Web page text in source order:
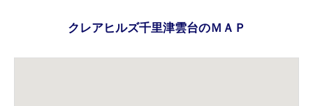
クレアヒルズ千里津雲台のＭＡＰ